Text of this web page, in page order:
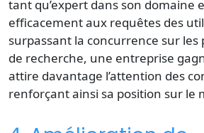
tant qu’expert dans son domaine
efficacement aux requêtes des
surpassant la concurrence sur les
de recherche, une entreprise
attire davantage l’attention des
renforçant ainsi sa position sur le